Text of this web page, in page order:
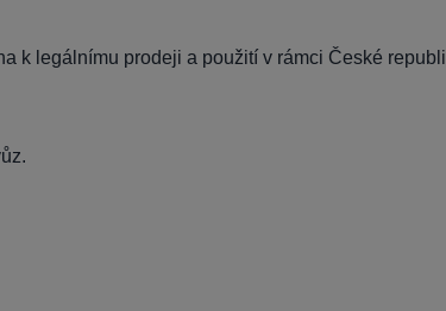
k legálnímu prodeji a použití v rámci České